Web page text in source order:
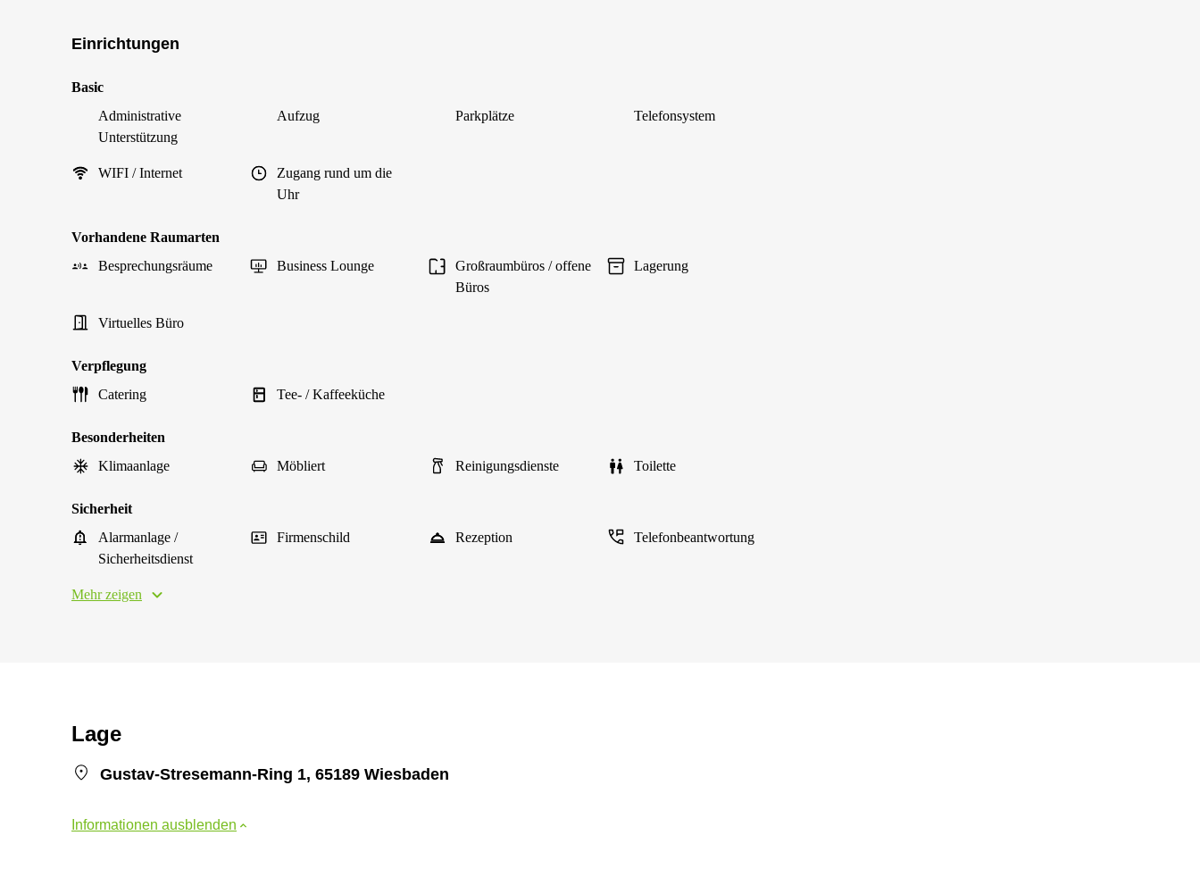
Einrichtungen
Basic
Administrative
Unterstützung
Aufzug Parkplätze Telefonsystem
WIFI / Internet
Zugang rund um die
Uhr
Vorhandene Raumarten
Besprechungsräume
Business Lounge
Großraumbüros / offene
Büros
Lagerung
Virtuelles Büro
Verpflegung
Catering
Tee- / Kaffeeküche
Besonderheiten
Klimaanlage
Möbliert Reinigungsdienste Toilette
Sicherheit
Alarmanlage /
Sicherheitsdienst
Firmenschild Rezeption Telefonbeantwortung
Mehr zeigen
Lage
Gustav-Stresemann-Ring 1, 65189 Wiesbaden
Informationen ausblenden